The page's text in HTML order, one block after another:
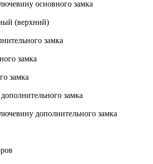
основного замка
(верхний)
замка
замка
замка
замка
дополнительного замка